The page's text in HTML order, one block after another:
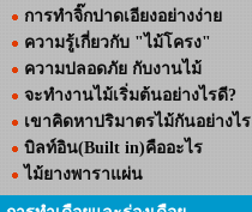
การทำจิ๊กปาดเอียงอย่างง่าย
ความรู้เกี่ยวกับ "ไม้โครง"
ความปลอดภัย กับงานไม้
จะทำงานไม้เริ่มต้นอย่างไรดี?
เขาคิดหาปริมาตรไม้กันอย่างไร
บิลท์อิน(Built in)คืออะไร
ไม้ยางพาราแผ่น